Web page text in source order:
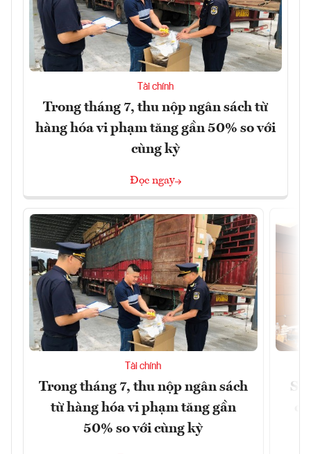
Tài chính
Trong tháng 7, thu nộp ngân sách từ
hàng hóa vi phạm tăng gần 50% so với
cùng kỳ
Đọc ngay
Tài chính
Trong tháng 7, thu nộp ngân sách
từ hàng hóa vi phạm tăng gần
50% so với cùng kỳ